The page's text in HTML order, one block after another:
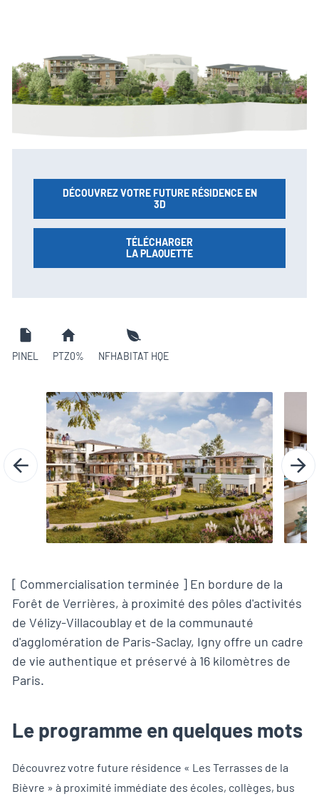
DÉCOUVREZ VOTRE FUTURE RÉSIDENCE EN
3D
TÉLÉCHARGER
LA PLAQUETTE
PINEL PTZ0% NFHABITAT HQE
[ Commercialisation terminée ] En bordure de la
Forêt de Verrières, à proximité des pôles d'activités
de Vélizy-Villacoublay et de la communauté
d'agglomération de Paris-Saclay, Igny offre un cadre
de vie authentique et préservé à 16 kilomètres de
Paris.
Le programme en quelques mots
Découvrez votre future résidence « Les Terrasses de la
Bièvre » à proximité immédiate des écoles, collèges, bus